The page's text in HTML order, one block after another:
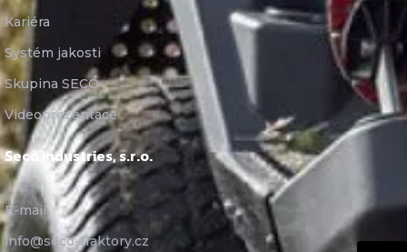
Kariéra
Systém jakosti
Skupina SECO
Videoprezentace
Seco Industries, s.r.o.
E-mail:
info@seco-traktory.cz